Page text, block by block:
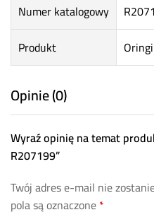
Numer katalogowy
Produkt
Oringi
Opinie (0)
Wyraź opinię na temat
R207199”
Twój adres e-mail nie
pola są oznaczone*